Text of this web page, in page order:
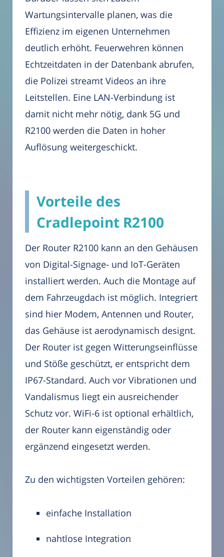
Wartungsintervalle planen, was die
Effizienz im eigenen Unternehmen
deutlich erhöht. Feuerwehren können
Echtzeitdaten in der Datenbank abrufen,
die Polizei streamt Videos an ihre
Leitstellen. Eine LAN-Verbindung ist
damit nicht mehr nötig, dank 5G und
R2100 werden die Daten in hoher
Auflösung weitergeschickt.
Vorteile des
Cradlepoint R2100
Der Router R2100 kann an den Gehäusen
von Digital-Signage- und IoT-Geräten
installiert werden. Auch die Montage auf
dem Fahrzeugdach ist möglich. Integriert
sind hier Modem, Antennen und Router,
das Gehäuse ist aerodynamisch designt.
Der Router ist gegen Witterungseinflüsse
und Stöße geschützt, er entspricht dem
IP67-Standard. Auch vor Vibrationen und
Vandalismus liegt ein ausreichender
Schutz vor. WiFi-6 ist optional erhältlich,
der Router kann eigenständig oder
ergänzend eingesetzt werden.
Zu den wichtigsten Vorteilen gehören:
einfache Installation
nahtlose Integration